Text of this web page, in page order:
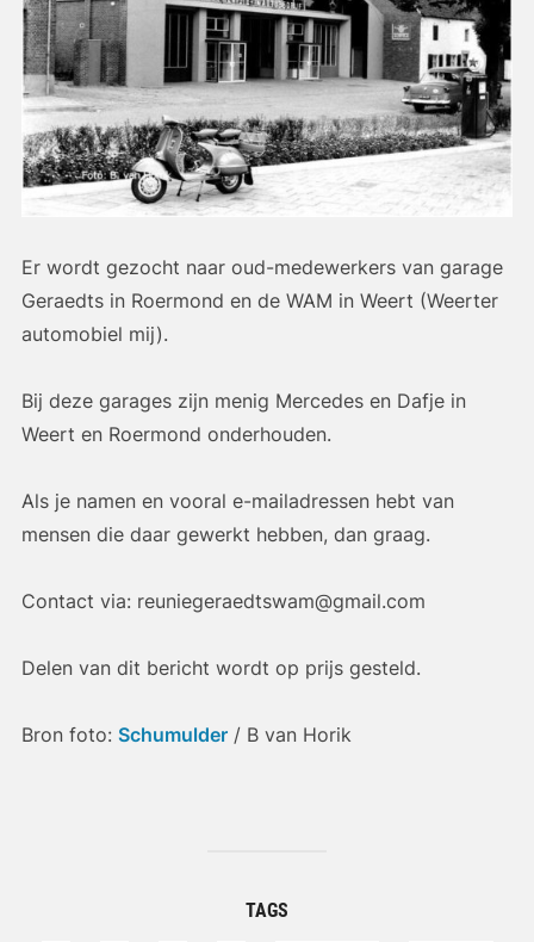
Er wordt gezocht naar oud-medewerkers van garage
Geraedts in Roermond en de WAM in Weert (Weerter
automobiel mij).
Bij deze garages zijn menig Mercedes en Dafje in
Weert en Roermond onderhouden.
Als je namen en vooral e-mailadressen hebt van
mensen die daar gewerkt hebben, dan graag.
Contact via: reuniegeraedtswam@gmail.com
Delen van dit bericht wordt op prijs gesteld.
Bron foto: Schumulder/ B van Horik
TAGS